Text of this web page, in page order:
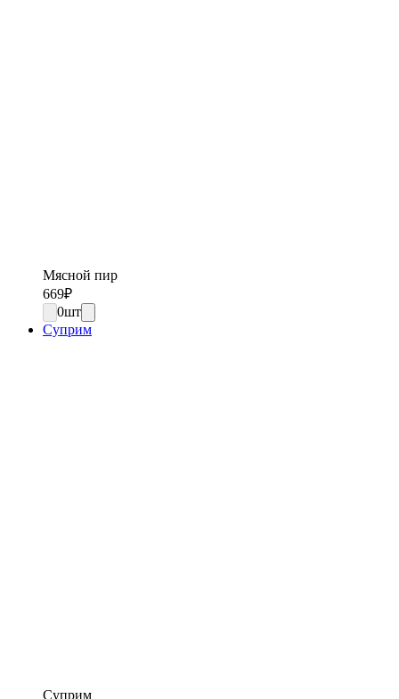
Мясной пир
669₽
0шт
Суприм
Суприм